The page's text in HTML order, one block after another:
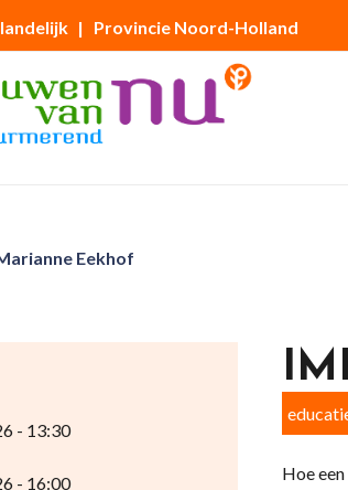
| Provincie Noord-Holland
Eekhof
- 13:30
- 16:00
Hoe